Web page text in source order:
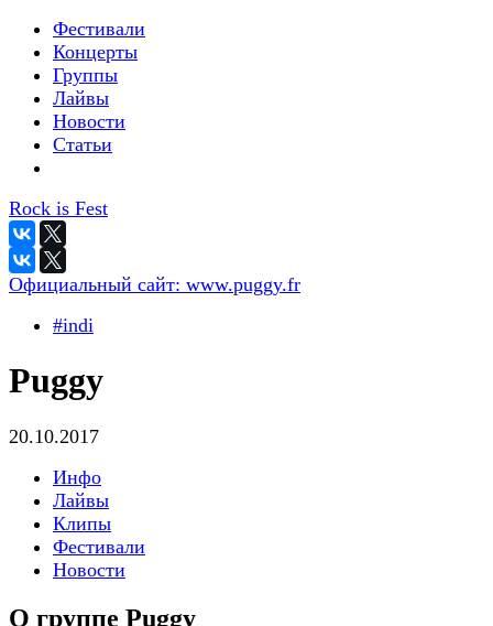
Фестивали
Концерты
Группы
Лайвы
Новости
Статьи
Rock is Fest
Официальный сайт: www.puggy.fr
#indi
Puggy
20.10.2017
Инфо
Лайвы
Клипы
Фестивали
Новости
О группе Puggy